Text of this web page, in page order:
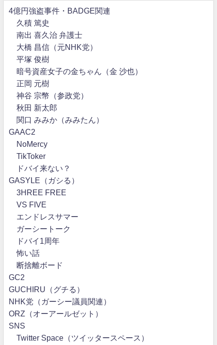
4億円強盗事件・BADGE関連
久積 篤史
南出 喜久治 弁護士
大橋 昌信（元NHK党）
平塚 俊樹
暗号資産女子の金ちゃん（金 沙也）
正岡 元樹
神谷 宗幣（参政党）
秋田 新太郎
関口 みみか（みみたん）
GAAC2
NoMercy
TikToker
ドバイ来ない？
GASYLE（ガシる）
3HREE FREE
VS FIVE
エンドレスサマー
ガーシートーク
ドバイ1周年
怖い話
断捨離ボード
GC2
GUCHIRU（グチる）
NHK党（ガーシー議員関連）
ORZ（オーアールゼット）
SNS
Twitter Space（ツイッタースペース）